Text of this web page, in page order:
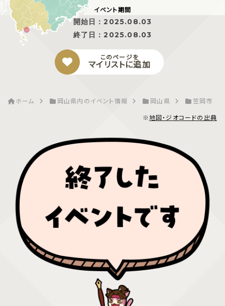
イベント期間
開始日：2025.08.03
終了日：2025.08.03
このページを
マイリストに追加
ホーム 岡山県内のイベント情報 岡山県
笠岡市
※地図・ジオコードの出典